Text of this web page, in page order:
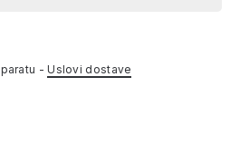
-Uslovi dostave